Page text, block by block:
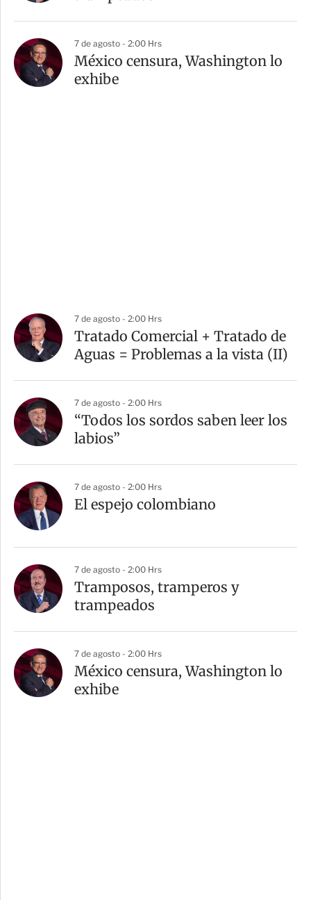
7 de agosto - 2:00 Hrs
México censura, Washington lo
exhibe
7 de agosto - 2:00 Hrs
Tratado Comercial + Tratado de
Aguas = Problemas a la vista (II)
7 de agosto - 2:00 Hrs
“Todos los sordos saben leer los
labios”
7 de agosto - 2:00 Hrs
El espejo colombiano
7 de agosto - 2:00 Hrs
Tramposos, tramperos y
trampeados
7 de agosto - 2:00 Hrs
México censura, Washington lo
exhibe